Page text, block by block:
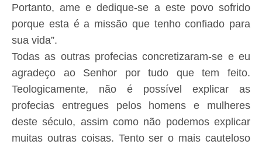
Portanto, ame e dedique-se a este povo sofrido
porque esta é a missão que tenho confiado para
sua vida”.
Todas as outras profecias concretizaram-se e eu
agradeço ao Senhor por tudo que tem feito.
Teologicamente, não é possível explicar as
profecias entregues pelos homens e mulheres
deste século, assim como não podemos explicar
muitas outras coisas. Tento ser o mais cauteloso